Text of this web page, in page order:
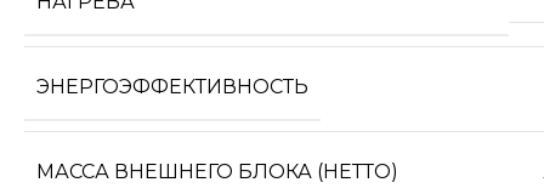
ЭНЕРГОЭФФЕКТИВНОСТЬ
МАССА ВНЕШНЕГО БЛОКА (НЕТТО)